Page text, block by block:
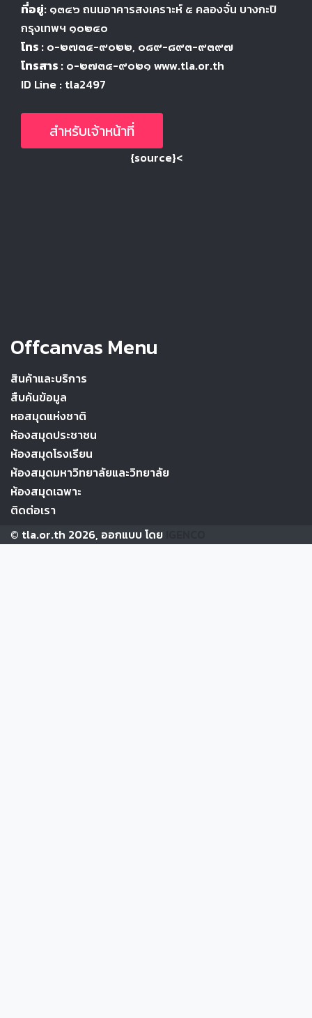
ที่อยู่: ๑๓๔๖ ถนนอาคารสงเคราะห์ ๕ คลองจั่น บางกะปิ
กรุงเทพฯ ๑๐๒๔๐
โทร : ๐-๒๗๓๔-๙๐๒๒, ๐๘๙-๘๙๓-๙๓๙๗
โทรสาร : ๐-๒๗๓๔-๙๐๒๑ www.tla.or.th
ID Line : tla2497
สำหรับเจ้าหน้าที่
{source}<
Offcanvas Menu
สินค้าและบริการ
สืบค้นข้อมูล
หอสมุดแห่งชาติ
ห้องสมุดประชาชน
ห้องสมุดโรงเรียน
ห้องสมุดมหาวิทยาลัยและวิทยาลัย
ห้องสมุดเฉพาะ
ติดต่อเรา
© tla.or.th 2026, ออกแบบ โดย